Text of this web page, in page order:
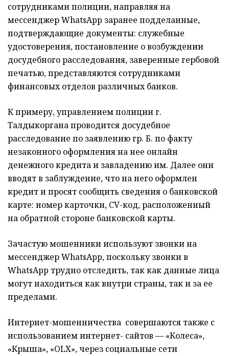
сотрудниками полиции, направляя на
мессенджер WhatsApp заранее подделанные,
подтверждающие документы: служебные
удостоверения, постановление о возбуждении
досудебного расследования, заверенные гербовой
печатью, представляются сотрудниками
финансовых отделов различных банков.
К примеру, управлением полиции г.
Талдыкоргана проводится досудебное
расследование по заявлению гр. Б. по факту
незаконного оформления на нее онлайн
денежного кредита и завладению им. Далее они
вводят в заблуждение, что на него оформлен
кредит и просят сообщить сведения о банковской
карте: номер карточки, CV-код, расположенный
на обратной стороне банковской карты.
Зачастую мошенники используют звонки на
мессенджер WhatsApp, поскольку звонки в
WhatsApp трудно отследить, так как данные лица
могут находиться как внутри страны, так и за ее
пределами.
Интернет-мошенничества совершаются также с
использованием интернет- сайтов — «Колеса»,
«Крыша», «OLX», через социальные сети